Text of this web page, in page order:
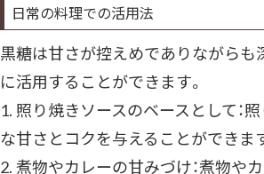
日常の料理での活用法
黒糖は甘さが控えめでありながらも
に活用することができます。
1. 照り焼きソースのベースとして：
な甘さとコクを与えることができま
2. 煮物やカレーの甘みづけ：煮物や